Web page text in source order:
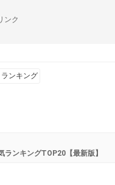
ンク
ランキング
ランキングTOP20【最新版】